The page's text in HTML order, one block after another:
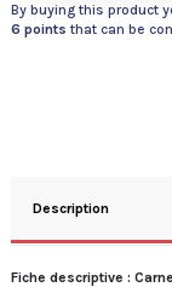
By buying this product
6 points that can be
Description
Fiche descriptive :